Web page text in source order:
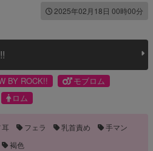
2025年02月18日 00時00分
BY ROCK!!
モブロム
ロム
耳 フェラ 乳首責め
手マン
褐色